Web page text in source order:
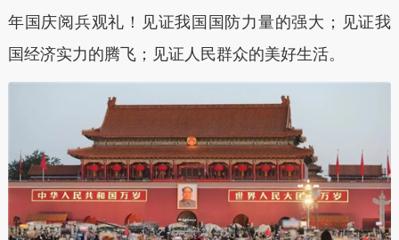
年国庆阅兵观礼！见证我国国防力量的强大；见证我
国经济实力的腾飞；见证人民群众的美好生活。